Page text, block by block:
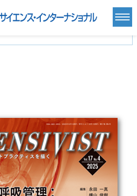
基礎医学関連科学(80)
自然科学(25)
医療技術(16)
薬学(7)
保健・体育(1)
医学一般(91) マルチメディア(0)